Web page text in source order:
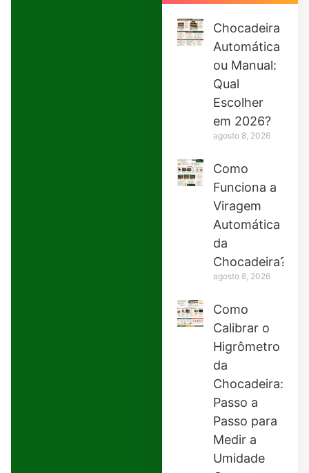
Chocadeira
Automática
ou Manual:
Qual
Escolher
em 2026?
agosto 8, 2026
Como
Funciona a
Viragem
Automática
da
Chocadeira?
agosto 8, 2026
Como
Calibrar o
Higrômetro
da
Chocadeira:
Passo a
Passo para
Medir a
Umidade